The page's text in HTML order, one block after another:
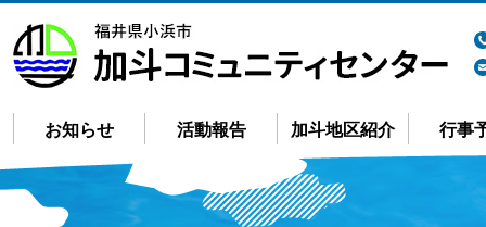
お知らせ 活動報告 加斗地区紹介 行事